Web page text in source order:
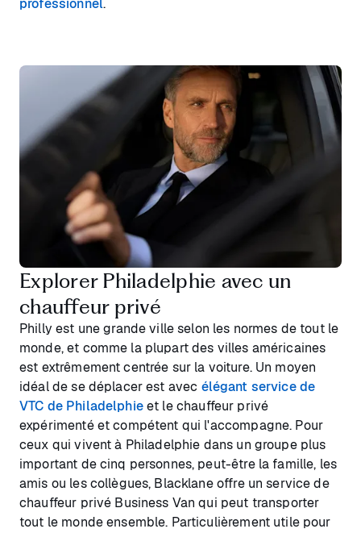
professionnel.
Explorer Philadelphie avec un
chauffeur privé
Philly est une grande ville selon les normes de tout le
monde, et comme la plupart des villes américaines
est extrêmement centrée sur la voiture. Un moyen
idéal de se déplacer est avec élégant service de
VTC de Philadelphieet le chauffeur privé
expérimenté et compétent qui l'accompagne. Pour
ceux qui vivent à Philadelphie dans un groupe plus
important de cinq personnes, peut-être la famille, les
amis ou les collègues, Blacklane offre un service de
chauffeur privé Business Van qui peut transporter
tout le monde ensemble. Particulièrement utile pour